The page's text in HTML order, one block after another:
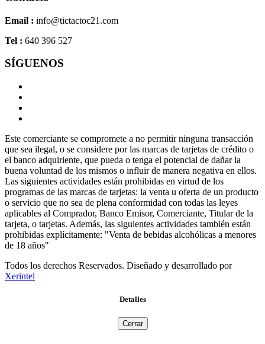
Email : info@tictactoc21.com
Tel : 640 396 527
SÍGUENOS
Este comerciante se compromete a no permitir ninguna transacción
que sea ilegal, o se considere por las marcas de tarjetas de crédito o
el banco adquiriente, que pueda o tenga el potencial de dañar la
buena voluntad de los mismos o influir de manera negativa en ellos.
Las siguientes actividades están prohibidas en virtud de los
programas de las marcas de tarjetas: la venta u oferta de un producto
o servicio que no sea de plena conformidad con todas las leyes
aplicables al Comprador, Banco Emisor, Comerciante, Titular de la
tarjeta, o tarjetas. Además, las siguientes actividades también están
prohibidas explícitamente: "Venta de bebidas alcohólicas a menores
de 18 años"
Todos los derechos Reservados. Diseñado y desarrollado por
Xerintel
Detalles
Cerrar